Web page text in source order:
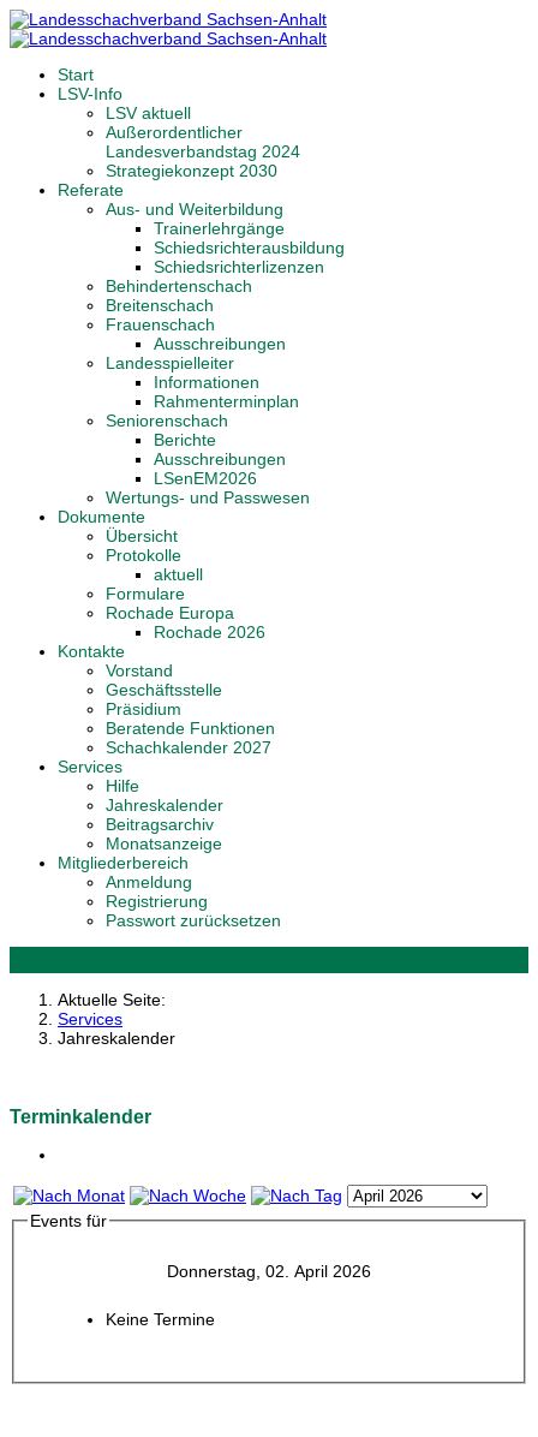
Start
LSV-Info
LSV aktuell
Außerordentlicher
Landesverbandstag 2024
Strategiekonzept 2030
Referate
Aus- und Weiterbildung
Trainerlehrgänge
Schiedsrichterausbildung
Schiedsrichterlizenzen
Behindertenschach
Breitenschach
Frauenschach
Ausschreibungen
Landesspielleiter
Informationen
Rahmenterminplan
Seniorenschach
Berichte
Ausschreibungen
LSenEM2026
Wertungs- und Passwesen
Dokumente
Übersicht
Protokolle
aktuell
Formulare
Rochade Europa
Rochade 2026
Kontakte
Vorstand
Geschäftsstelle
Präsidium
Beratende Funktionen
Schachkalender 2027
Services
Hilfe
Jahreskalender
Beitragsarchiv
Monatsanzeige
Mitgliederbereich
Anmeldung
Registrierung
Passwort zurücksetzen
Aktuelle Seite:
Services
Jahreskalender
Terminkalender
Events für
Donnerstag, 02. April 2026
Keine Termine